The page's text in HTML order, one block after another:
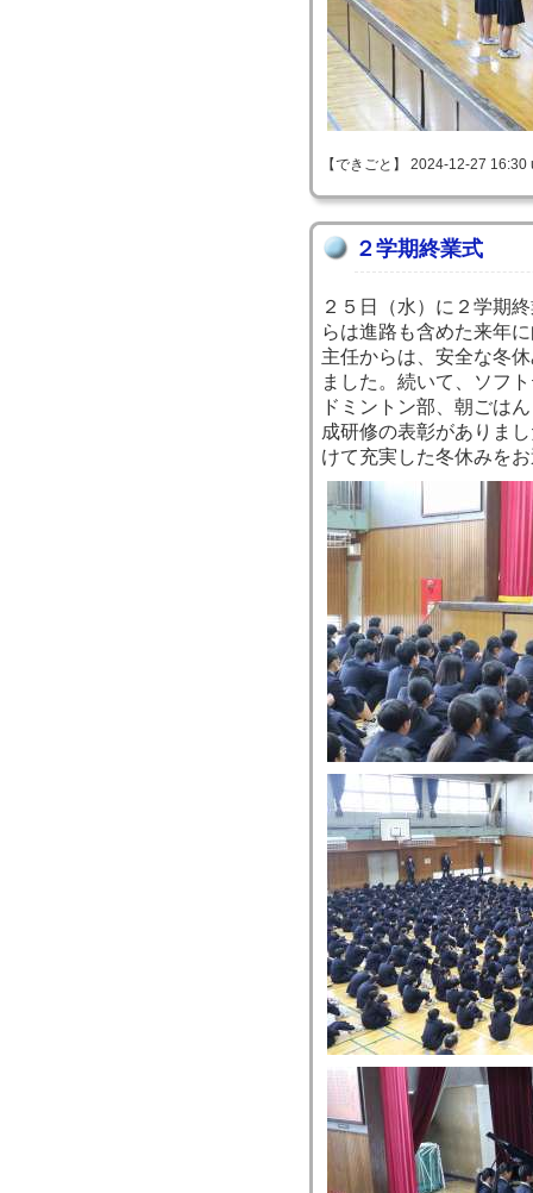
【できごと】 2024-12-27
２学期終業式
２５日（水）に２学期
らは進路も含めた来年
主任からは、安全な冬
ました。続いて、ソフ
ドミントン部、朝ごは
成研修の表彰がありま
けて充実した冬休みを